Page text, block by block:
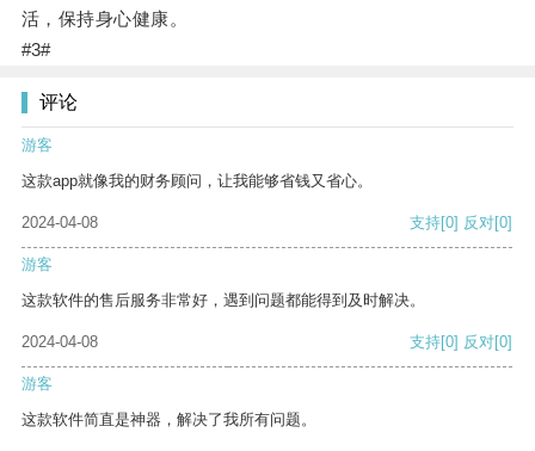
活，保持身心健康。
#3#
评论
游客
这款app就像我的财务顾问，让我能够省钱又省心。
2024-04-08 支持[0] 反对[0]
游客
这款软件的售后服务非常好，遇到问题都能得到及时解决。
2024-04-08 支持[0] 反对[0]
游客
这款软件简直是神器，解决了我所有问题。